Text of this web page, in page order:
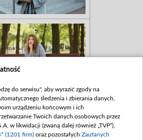
do serwisu", aby wyrazić zgody na
śledzenia i zbierania danych,
urządzeniu końcowym i ich
Twoich danych osobowych przez
w likwidacji (zwaną dalej również „TVP”),
(1201 firm) oraz pozostałych Zaufanych